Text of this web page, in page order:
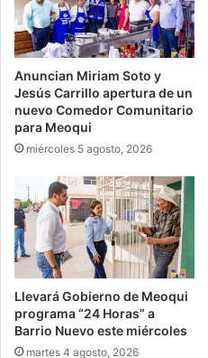
Anuncian Miriam Soto y
Jesús Carrillo apertura de un
nuevo Comedor Comunitario
para Meoqui
miércoles 5 agosto, 2026
Llevará Gobierno de Meoqui
programa “24 Horas” a
Barrio Nuevo este miércoles
martes 4 agosto, 2026